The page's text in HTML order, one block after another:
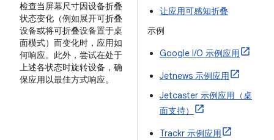
检查当屏幕尺寸因设备折叠
状态变化（例如展开可折叠
设备或将可折叠设备置于桌
面模式）而变化时，应用如
何响应。此外，尝试在处于
上述各状态时旋转设备，确
保应用以最佳方式响应。
让应用可感知折叠
示例
Google I/O 示例应用
Jetnews 示例应用
Jetcaster 示例应用（桌
面支持）
Trackr 示例应用